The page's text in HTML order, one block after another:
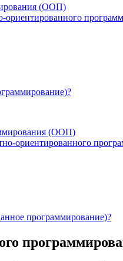
(ООП)
(ООП)
ориентированного
программирование)?